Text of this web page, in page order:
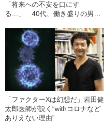
「将来への不安を口にす
る…」 40代、働き盛りの男性
「ファクターXは幻想だ」岩田健
太郎医師が説く“withコロナなど
ありえない理由”